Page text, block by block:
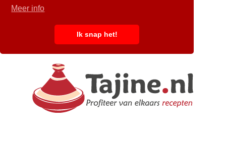
Meer info
Ik snap het!